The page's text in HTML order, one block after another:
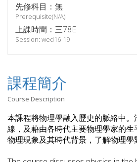
先修科目：無
Prerequisite(N/A)
上課時間：三78E
Session: wed16-19
課程簡介
Course Description
本課程將物理學融入歷史的脈絡中
線，及藉由各時代主要物理學家的
物理現象及其時代背景，了解物理學